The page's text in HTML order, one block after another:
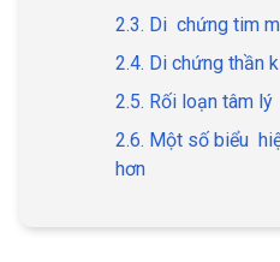
2.3. Di chứng tim
2.4. Di chứng thần
2.5. Rối loạn tâm lý
2.6. Một số biểu
hơn